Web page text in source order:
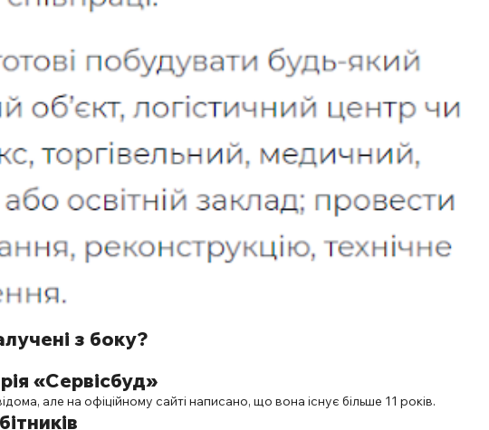
з боку?
«Сервісбуд»
але на офіційному сайті написано, що вона існує більше 11 років.